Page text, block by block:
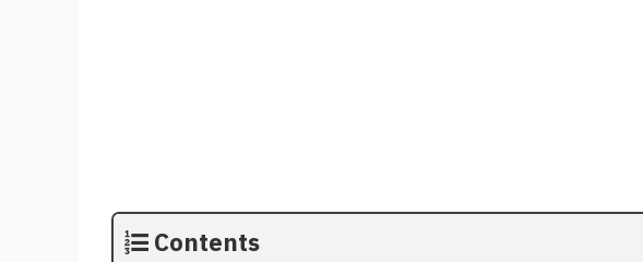
Contents